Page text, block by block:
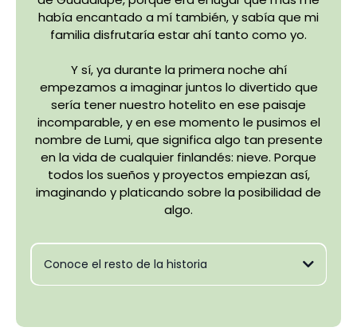
había encantado a mí también, y sabía que mi
familia disfrutaría estar ahí tanto como yo.
Y sí, ya durante la primera noche ahí
empezamos a imaginar juntos lo divertido que
sería tener nuestro hotelito en ese paisaje
incomparable, y en ese momento le pusimos el
nombre de Lumi, que significa algo tan presente
en la vida de cualquier finlandés: nieve. Porque
todos los sueños y proyectos empiezan así,
imaginando y platicando sobre la posibilidad de
algo.
Conoce el resto de la historia